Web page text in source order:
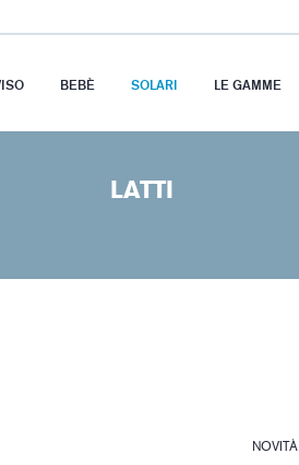
BEBÈ SOLARI LE GAMME
LATTI
NOVITÀ